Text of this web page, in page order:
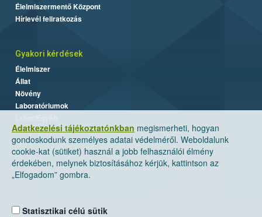
Adatkezelési tájékoztatónkban megismerheti, hogyan
gondoskodunk személyes adatai védelméről. Weboldalunk
cookie-kat (sütiket) használ a jobb felhasználói élmény
érdekében, melynek biztosításához kérjük, kattintson az
„Elfogadom” gombra.
Statisztikai célú sütik
Élelmiszermentő Központ
Hírlevél feliratkozás
Gyakori kérdések
Élelmiszer
Állat
Növény
Laboratóriumok